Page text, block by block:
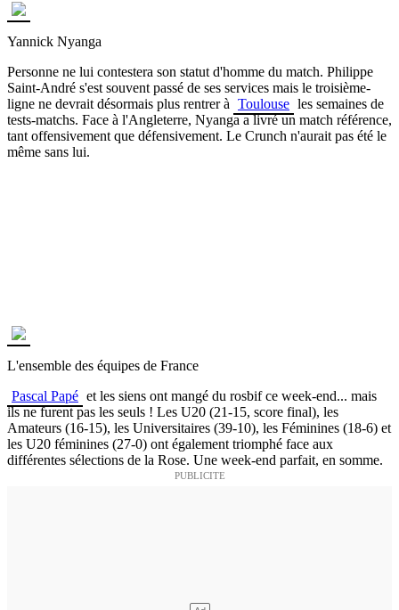
Yannick Nyanga
Personne ne lui contestera son statut d'homme du match. Philippe
Saint-André s'est souvent passé de ses services mais le troisième-
ligne ne devrait désormais plus rentrer à Toulouse les semaines de
tests-matchs. Face à l'Angleterre, Nyanga a livré un match référence,
tant offensivement que défensivement. Le Crunch n'aurait pas été le
même sans lui.
L'ensemble des équipes de France
Pascal Papé et les siens ont mangé du rosbif ce week-end... mais
ils ne furent pas les seuls ! Les U20 (21-15, score final), les
Amateurs (16-15), les Universitaires (39-10), les Féminines (18-6) et
les U20 féminines (27-0) ont également triomphé face aux
différentes sélections de la Rose. Une week-end parfait, en somme.